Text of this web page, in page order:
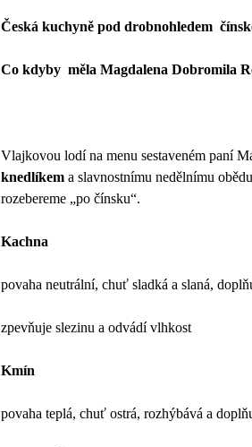
Česká kuchyně pod drobnohledem
Co kdyby měla Magdalena Dobromila
Vlajkovou lodí na menu sestaveném paní
knedlíkem a slavnostnímu nedělnímu
rozebereme „po čínsku“.
Kachna
povaha neutrální, chuť sladká a slaná,
zpevňuje slezinu a odvádí vlhkost
Kmín
povaha teplá, chuť ostrá, rozhýbává a